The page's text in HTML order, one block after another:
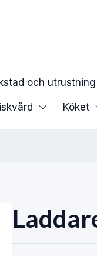
och utrustning
Köket